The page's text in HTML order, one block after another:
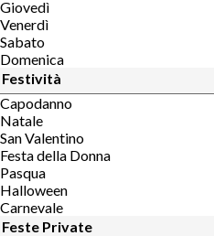
Giovedì
Venerdì
Sabato
Domenica
Festività
Capodanno
Natale
San Valentino
Festa della Donna
Pasqua
Halloween
Carnevale
Feste Private